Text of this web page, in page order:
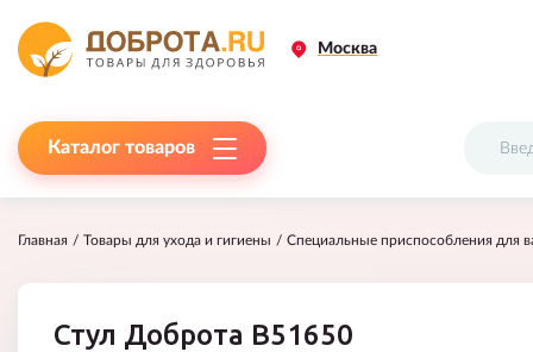
Москва
Каталог товаров
Главная Товары для ухода и гигиены Специальные приспособления для
Стул Доброта B51650